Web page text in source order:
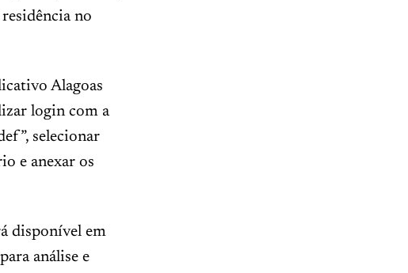
no
Alagoas
login com a
selecionar
e anexar os
disponível em
análise e